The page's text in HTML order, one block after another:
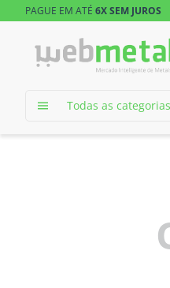
PAGUE EM ATÉ 6X SEM JUROS
Todas as categorias